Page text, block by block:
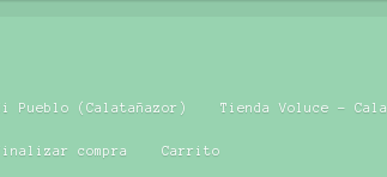
Pueblo (Calatañazor) Tienda Voluce –
compra Carrito